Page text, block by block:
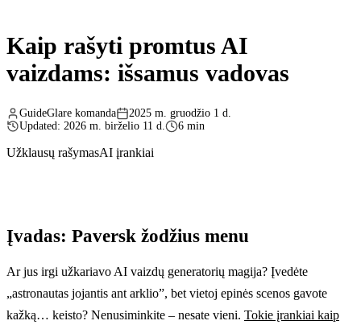
Kaip rašyti promtus AI
vaizdams: išsamus vadovas
GuideGlare komanda
2025 m. gruodžio 1 d.
Updated: 2026 m. birželio 11 d.
6 min
Užklausų rašymasAI įrankiai
Įvadas: Paversk žodžius menu
Ar jus irgi užkariavo AI vaizdų generatorių magija? Įvedėte
„astronautas jojantis ant arklio”, bet vietoj epinės scenos gavote
kažką… keisto? Nenusiminkite – nesate vieni. Tokie įrankiai kaip